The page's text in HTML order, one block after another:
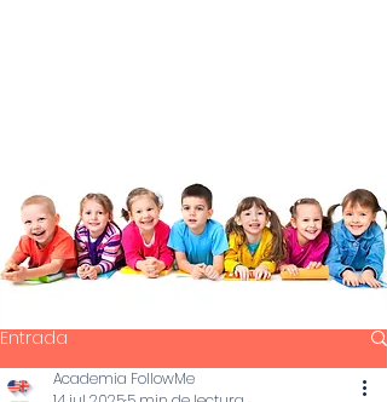
Entrada
Academia FollowMe